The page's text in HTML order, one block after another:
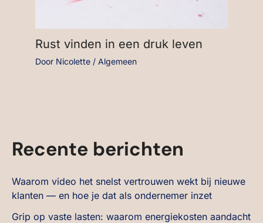
Rust vinden in een druk leven
Door Nicolette / Algemeen
Recente berichten
Waarom video het snelst vertrouwen wekt bij nieuwe
klanten — en hoe je dat als ondernemer inzet
Grip op vaste lasten: waarom energiekosten aandacht